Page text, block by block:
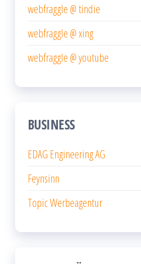
webfraggle @ tindie
webfraggle @ xing
webfraggle @ youtube
BUSINESS
EDAG Engineering AG
Feynsinn
Topic Werbeagentur